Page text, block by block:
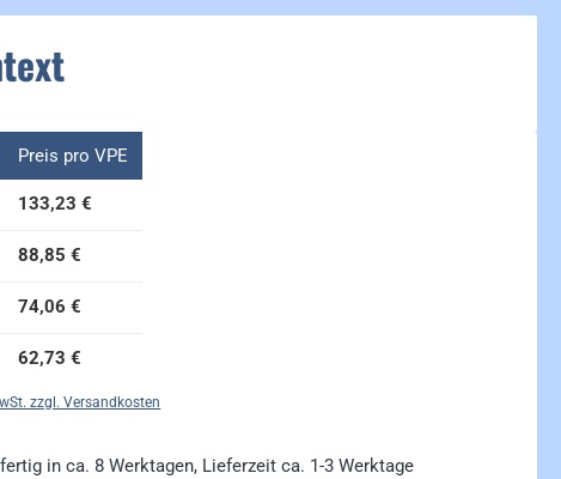
Preis pro VPE
133,23 €
88,85 €
74,06 €
62,73 €
zzgl. Versandkosten
in ca. 8 Werktagen, Lieferzeit ca. 1-3 Werktage